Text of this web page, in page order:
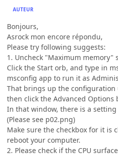
AUTEUR
Bonjours,
Asrock mon encore répondu,
Please try following suggests:
1. Uncheck "Maximum memory"
Click the Start orb, and type in
msconfig app to run it as
That brings up the configuration
then click the Advanced Options
In that window, there is a
(Please see p02.png)
Make sure the checkbox for it is
reboot your computer.
2. Please check if the CPU